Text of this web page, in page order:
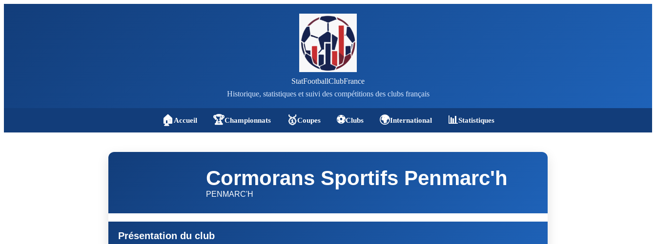
StatFootballClubFrance
Historique, statistiques et suivi des compétitions des clubs français
🏠 Accueil 🏆Championnats 🥇Coupes ⚽Clubs 🌍International 📊Statistiques
Cormorans Sportifs Penmarc'h
PENMARC'H
Présentation du club